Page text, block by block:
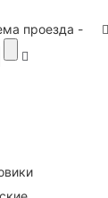
проезда -